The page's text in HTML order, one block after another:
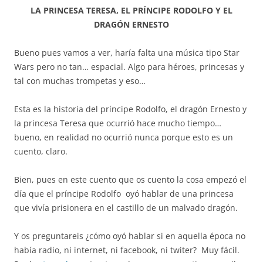
LA PRINCESA TERESA, EL PRÍNCIPE RODOLFO Y EL
DRAGÓN ERNESTO
Bueno pues vamos a ver, haría falta una música tipo Star
Wars pero no tan… espacial. Algo para héroes, princesas y
tal con muchas trompetas y eso…
Esta es la historia del príncipe Rodolfo, el dragón Ernesto y
la princesa Teresa que ocurrió hace mucho tiempo…
bueno, en realidad no ocurrió nunca porque esto es un
cuento, claro.
Bien, pues en este cuento que os cuento la cosa empezó el
día que el príncipe Rodolfo oyó hablar de una princesa
que vivía prisionera en el castillo de un malvado dragón.
Y os preguntareis ¿cómo oyó hablar si en aquella época no
había radio, ni internet, ni facebook, ni twiter? Muy fácil.